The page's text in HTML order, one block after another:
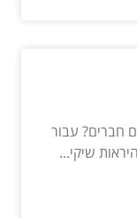
חברים? עבור
שיקי...